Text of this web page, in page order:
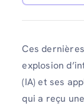
Ces
explosion
(IA) et ses
qui a reçu